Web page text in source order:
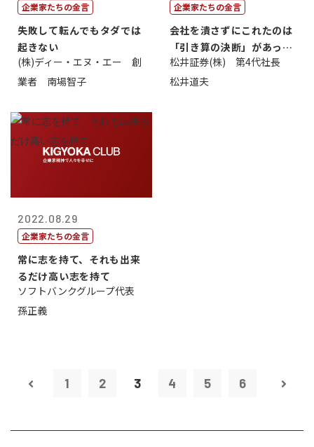
企業家たちの金言
失敗して転んでもタダでは
起きない
(株)ディー・エヌ・エー 創
業者 南場智子
企業家たちの金言
会社を潰さずにこれたのは
「引き算の決断」があった
から
松井証券(株) 第4代社長
松井道夫
2022.08.29
企業家たちの金言
常に志を持て、それも出来
るだけ高い志を持て
ソフトバンクグループ代表
孫正義
1 2 3 4 5 6